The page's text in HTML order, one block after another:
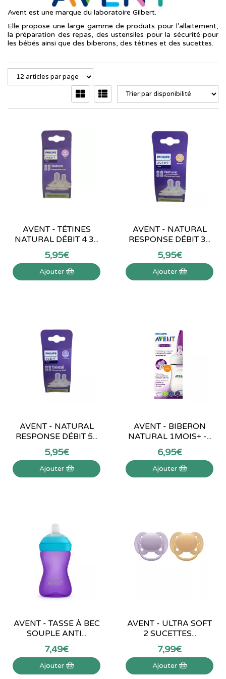
Avent est une marque du laboratoire Gilbert.
Elle propose une large gamme de produits pour l’allaitement,
la préparation des repas, des ustensiles pour la sécurité pour
les bébés ainsi que des biberons, des tétines et des sucettes.
AVENT - TÉTINES
NATURAL DÉBIT 4 3...
5,95€
Ajouter
AVENT - NATURAL
RESPONSE DÉBIT 3...
5,95€
Ajouter
AVENT - NATURAL
RESPONSE DÉBIT 5...
5,95€
Ajouter
AVENT - BIBERON
NATURAL 1MOIS+ -...
6,95€
Ajouter
AVENT - TASSE À BEC
SOUPLE ANTI...
7,49€
Ajouter
AVENT - ULTRA SOFT
2 SUCETTES...
7,99€
Ajouter